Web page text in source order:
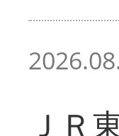
ＪＲ